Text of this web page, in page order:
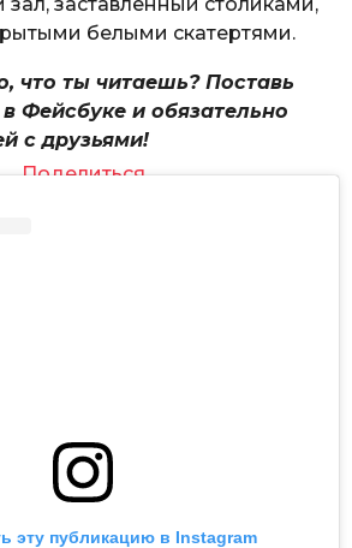
заставленный столиками,
белыми скатертями.
что ты читаешь? Поставь
Фейсбуке и обязательно
с друзьями!
Поделиться
эту публикацию в Instagram